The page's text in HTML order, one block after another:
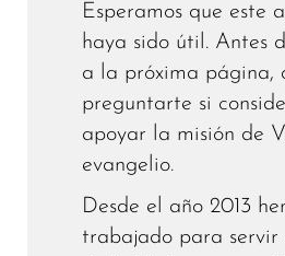
Esperamos que este
haya sido útil. Antes
a la próxima página,
preguntarte si
apoyar la misión de
evangelio.
Desde el año 2013
trabajado para servir